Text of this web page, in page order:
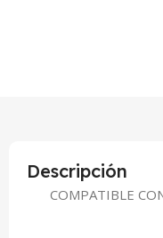
Descripción
COMPATIBLE